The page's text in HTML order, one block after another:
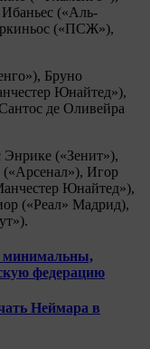
(«Аль-
(«ПСЖ»),
Бруно
Юнайтед»),
де Оливейра
(«Зенит»),
Игор
Юнайтед»),
(«Реал» Мадрид),
минимальны,
федерацию
Неймара в